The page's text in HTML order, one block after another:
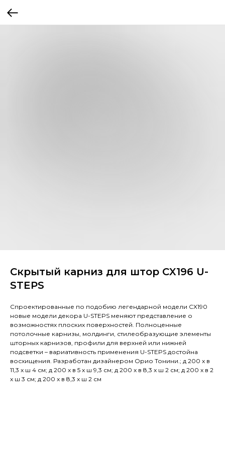
Скрытый карниз для штор CX196 U-
STEPS
Спроектированные по подобию легендарной модели CX190
новые модели декора U-STEPS меняют представление о
возможностях плоских поверхностей. Полноценные
потолочные карнизы, молдинги, стилеобразующие элементы
шторных карнизов, профили для верхней или нижней
подсветки – вариативность применения U-STEPS достойна
восхищения. Разработан дизайнером Орио Тонини.; д 200 x в
11,3 x ш 4 см; д 200 x в 5 x ш 9,3 см; д 200 x в 8,3 x ш 2 см; д 200 x в 2
x ш 3 см; д 200 x в 8,3 x ш 2 см